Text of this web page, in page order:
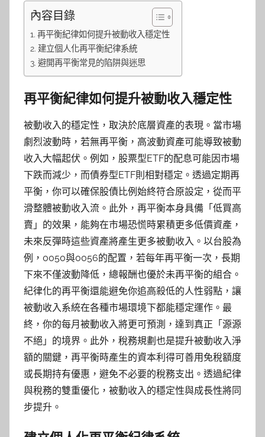
內容目錄
再平衡紀律如何提升被動收入穩定性
建立個人化再平衡紀律系統
避開再平衡常見的陷阱與迷思
再平衡紀律如何提升被動收入穩定性
被動收入的穩定性，取決於底層資產的表現。當市場
劇烈波動時，若無再平衡，高波動資產可能導致被動
收入大幅起伏。例如，股票型ETF的配息可能因市場
下跌而減少，而債券型ETF則相對穩定。透過定期再
平衡，你可以確保股債比例始終符合原設定，從而平
滑整體被動收入流。此外，再平衡本身具備「低買高
賣」的效果，能夠在市場恐慌時累積更多低價資產，
未來反彈時這些資產將產生更多被動收入。以台股為
例，0050與0056的配置，若每年再平衡一次，長期
下來不僅波動降低，總報酬也優於未再平衡的組合。
紀律化的再平衡還能避免你追高殺低的人性弱點，讓
被動收入系統在各種市場環境下都能穩定運作。最
終，你的每月被動收入將更可預測，達到真正「源源
不絕」的境界。此外，稅務規劃也是提升被動收入淨
額的關鍵，再平衡時產生的資本利得可善用免稅額度
或長期持有優惠，避免不必要的稅務支出。透過紀律
與稅務的雙重優化，被動收入的穩定性與成長性將同
步提升。